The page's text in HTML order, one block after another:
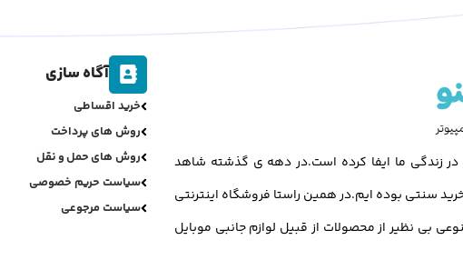
در زندگی ما ایفا کرده است.در دهه ی گذشته شاهد
سنتی بوده ایم.در همین راستا فروشگاه اینترنتی
بی نظیر از محصولات از قبیل لوازم جانبی موبایل
آگاه سازی
خرید اقساطی
روش های پرداخت
روش های حمل و نقل
سیاست حریم خصوصی
سیاست مرجوعی